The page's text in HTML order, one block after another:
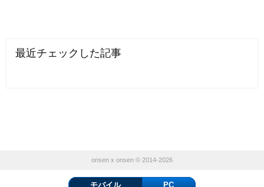
最近チェックした記事
onsen x onsen © 2014-2026
モバイル PC